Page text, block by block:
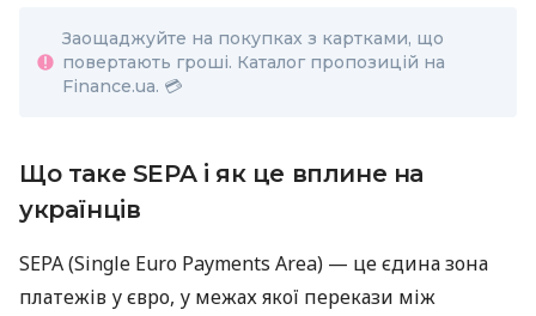
Заощаджуйте на покупках з картками, що
повертають гроші. Каталог пропозицій на
Finance.ua. 💳
Що таке SEPA і як це вплине на
українців
SEPA (Single Euro Payments Area) — це єдина зона
платежів у євро, у межах якої перекази між